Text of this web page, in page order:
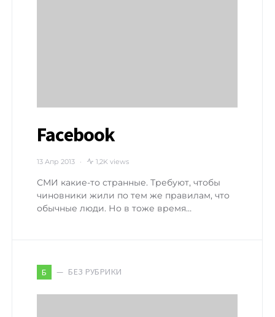
Facebook
13 Апр 2013 1,2K views
СМИ какие-то странные. Требуют, чтобы
чиновники жили по тем же правилам, что
обычные люди. Но в тоже время…
Б БЕЗ РУБРИКИ